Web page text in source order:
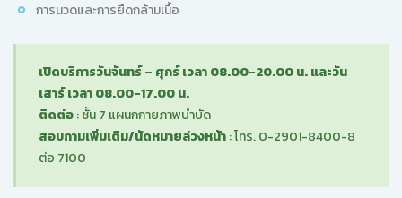
การนวดและการยืดกล้ามเนื้อ
เปิดบริการวันจันทร์ – ศุกร์ เวลา 08.00-20.00 น. และวัน
เสาร์ เวลา 08.00-17.00 น.
ติดต่อ: ชั้น 7 แผนกกายภาพบำบัด
สอบถามเพิ่มเติม/นัดหมายล่วงหน้า: โทร. 0-2901-8400-8
ต่อ 7100